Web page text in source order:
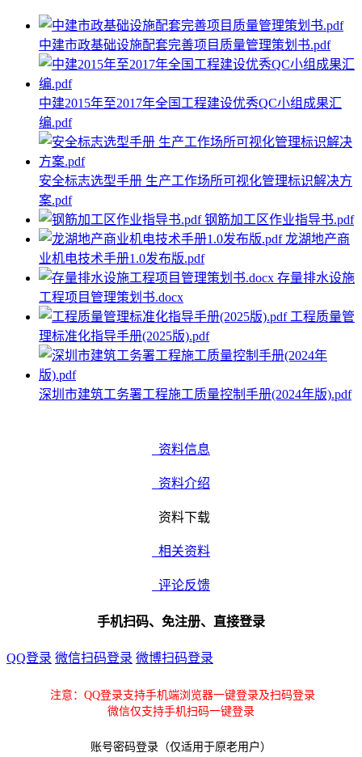
中建市政基础设施配套完善项目质量管理策划书.pdf
中建2015年至2017年全国工程建设优秀QC小组成果汇
编.pdf
安全标志选型手册 生产工作场所可视化管理标识解决方
案.pdf
钢筋加工区作业指导书.pdf
龙湖地产商
业机电技术手册1.0发布版.pdf
存量排水设施
工程项目管理策划书.docx
工程质量管
理标准化指导手册(2025版).pdf
深圳市建筑工务署工程施工质量控制手册(2024年版).pdf
资料信息
资料介绍
资料下载
相关资料
评论反馈
手机扫码、免注册、直接登录
QQ登录 微信扫码登录 微博扫码登录
注意：QQ登录支持手机端浏览器一键登录及扫码登录
微信仅支持手机扫码一键登录
账号密码登录（仅适用于原老用户）